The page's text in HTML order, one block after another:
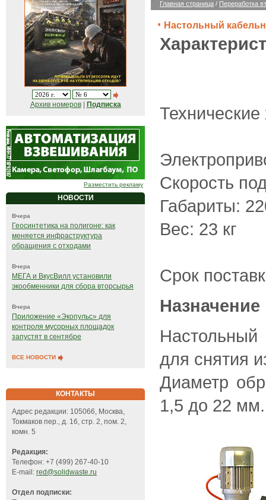
Архив номеров| Подписка
Разместить рекламу
НОВОСТИ
Вчера
Геосинтетика на полигоне: как
меняется инфраструктура
обращения с отходами
Вчера
МЕГА и ВкусВилл установили
экообменники для сбора вторсырья
Вчера
Приложение «Экопульс» для
контроля мусорных площадок
запустят в сентябре
ВСЕ НОВОСТИ
КОНТАКТЫ
Адрес редакции: 105066, Москва,
Токмаков пер., д. 16, стр. 2, пом. 2,
комн. 5
Редакция:
Телефон: +7 (499) 267-40-10
E-mail: red@solidwaste.ru
Отдел подписки:
Главная страница / Переработка
Настольный
Технические
Скорость
Габариты:
Вес: 23 кг
Срок
для снятия
Диаметр
1,5 до 22 мм.